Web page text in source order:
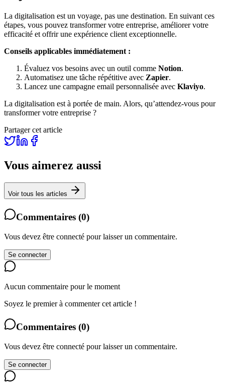
La digitalisation est un voyage, pas une destination. En suivant ces
étapes, vous pouvez transformer votre entreprise, améliorer votre
efficacité et offrir une expérience client exceptionnelle.
Conseils applicables immédiatement :
Évaluez vos besoins avec un outil comme Notion.
Automatisez une tâche répétitive avec Zapier.
Lancez une campagne email personnalisée avec Klaviyo.
La digitalisation est à portée de main. Alors, qu’attendez-vous pour
transformer votre entreprise ?
Partager cet article
Vous aimerez aussi
Voir tous les articles
Commentaires (0)
Vous devez être connecté pour laisser un commentaire.
Se connecter
Aucun commentaire pour le moment
Soyez le premier à commenter cet article !
Commentaires (0)
Vous devez être connecté pour laisser un commentaire.
Se connecter